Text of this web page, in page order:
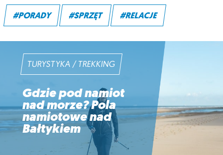
#PORADY #SPRZĘT #RELACJE
TURYSTYKA / TREKKING
Gdzie pod namiot
nad morze? Pola
namiotowe nad
Bałtykiem